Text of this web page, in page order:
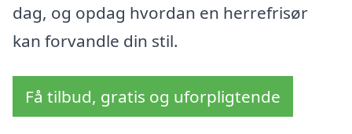
dag, og opdag hvordan en herrefrisør
kan forvandle din stil.
Få tilbud, gratis og uforpligtende